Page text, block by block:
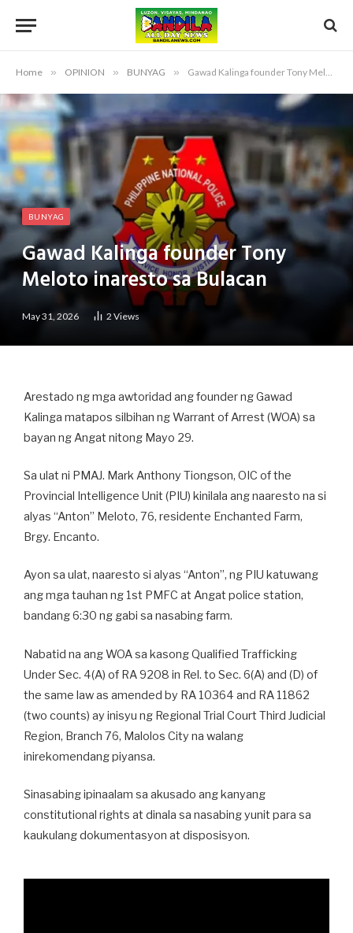
Home » OPINION » BUNYAG » Gawad Kalinga founder Tony Meloto inaresto sa Bulacan
BUNYAG
Gawad Kalinga founder Tony
Meloto inaresto sa Bulacan
May 31, 2026 2Views
Arestado ng mga awtoridad ang founder ng Gawad
Kalinga matapos silbihan ng Warrant of Arrest (WOA) sa
bayan ng Angat nitong Mayo 29.
Sa ulat ni PMAJ. Mark Anthony Tiongson, OIC of the
Provincial Intelligence Unit (PIU) kinilala ang naaresto na si
alyas “Anton” Meloto, 76, residente Enchanted Farm,
Brgy. Encanto.
Ayon sa ulat, naaresto si alyas “Anton”, ng PIU katuwang
ang mga tauhan ng 1st PMFC at Angat police station,
bandang 6:30 ng gabi sa nasabing farm.
Nabatid na ang WOA sa kasong Qualified Trafficking
Under Sec. 4(A) of RA 9208 in Rel. to Sec. 6(A) and (D) of
the same law as amended by RA 10364 and RA 11862
(two counts) ay inisyu ng Regional Trial Court Third Judicial
Region, Branch 76, Malolos City na walang
inirekomendang piyansa.
Sinasabing ipinaalam sa akusado ang kanyang
constitutional rights at dinala sa nasabing yunit para sa
kaukulang dokumentasyon at disposisyon.